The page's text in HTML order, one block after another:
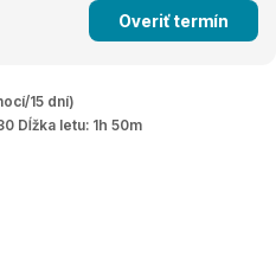
Overiť termín
15 dní)
Dĺžka letu: 1h 50m